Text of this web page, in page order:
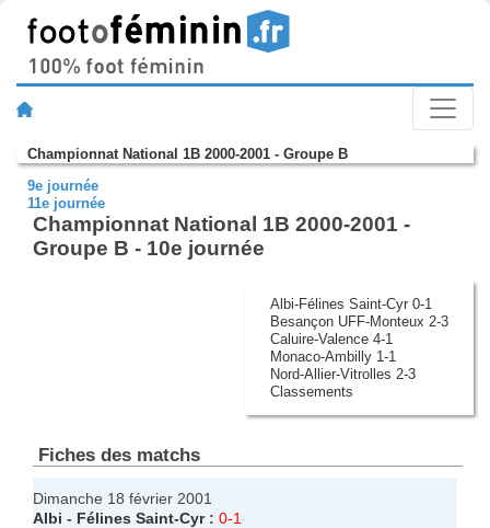
Championnat National 1B 2000-2001 - Groupe B
9e journée
11e journée
Championnat National 1B 2000-2001 -
Groupe B - 10e journée
Albi-Félines Saint-Cyr 0-1
Besançon UFF-Monteux 2-3
Caluire-Valence 4-1
Monaco-Ambilly 1-1
Nord-Allier-Vitrolles 2-3
Classements
Fiches des matchs
Dimanche 18 février 2001
Albi - Félines Saint-Cyr: 0-1